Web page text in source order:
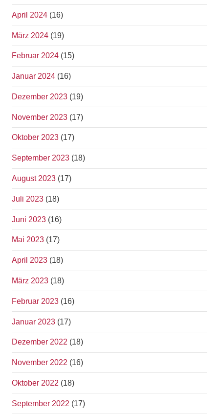
April 2024 (16)
März 2024 (19)
Februar 2024 (15)
Januar 2024 (16)
Dezember 2023 (19)
November 2023 (17)
Oktober 2023 (17)
September 2023 (18)
August 2023 (17)
Juli 2023 (18)
Juni 2023 (16)
Mai 2023 (17)
April 2023 (18)
März 2023 (18)
Februar 2023 (16)
Januar 2023 (17)
Dezember 2022 (18)
November 2022 (16)
Oktober 2022 (18)
September 2022 (17)